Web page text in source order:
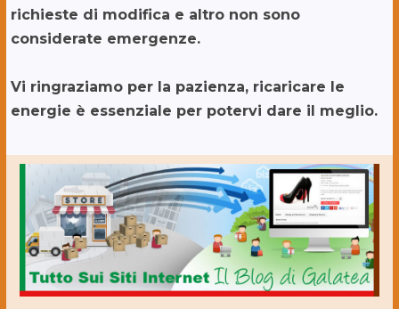
richieste di modifica e altro non sono
considerate emergenze.
Vi ringraziamo per la pazienza, ricaricare le
energie è essenziale per potervi dare il meglio.